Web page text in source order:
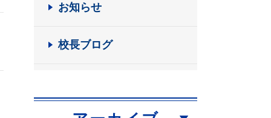
お知らせ
校長ブログ